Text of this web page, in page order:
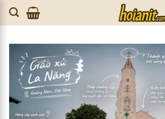
Skip
to